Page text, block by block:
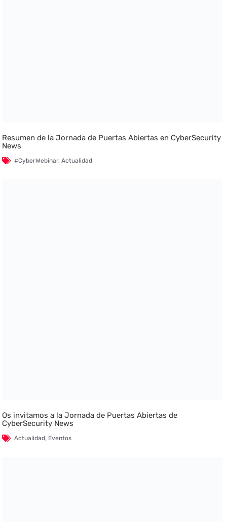
Resumen de la Jornada de Puertas Abiertas en CyberSecurity
News
#CyberWebinar,Actualidad
Os invitamos a la Jornada de Puertas Abiertas de
CyberSecurity News
Actualidad, Eventos